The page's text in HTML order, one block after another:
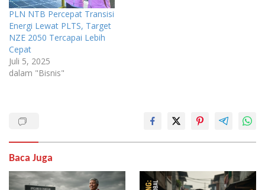
PLN NTB Percepat Transisi
Energi Lewat PLTS, Target
NZE 2050 Tercapai Lebih
Cepat
Juli 5, 2025
dalam "Bisnis"
Baca Juga